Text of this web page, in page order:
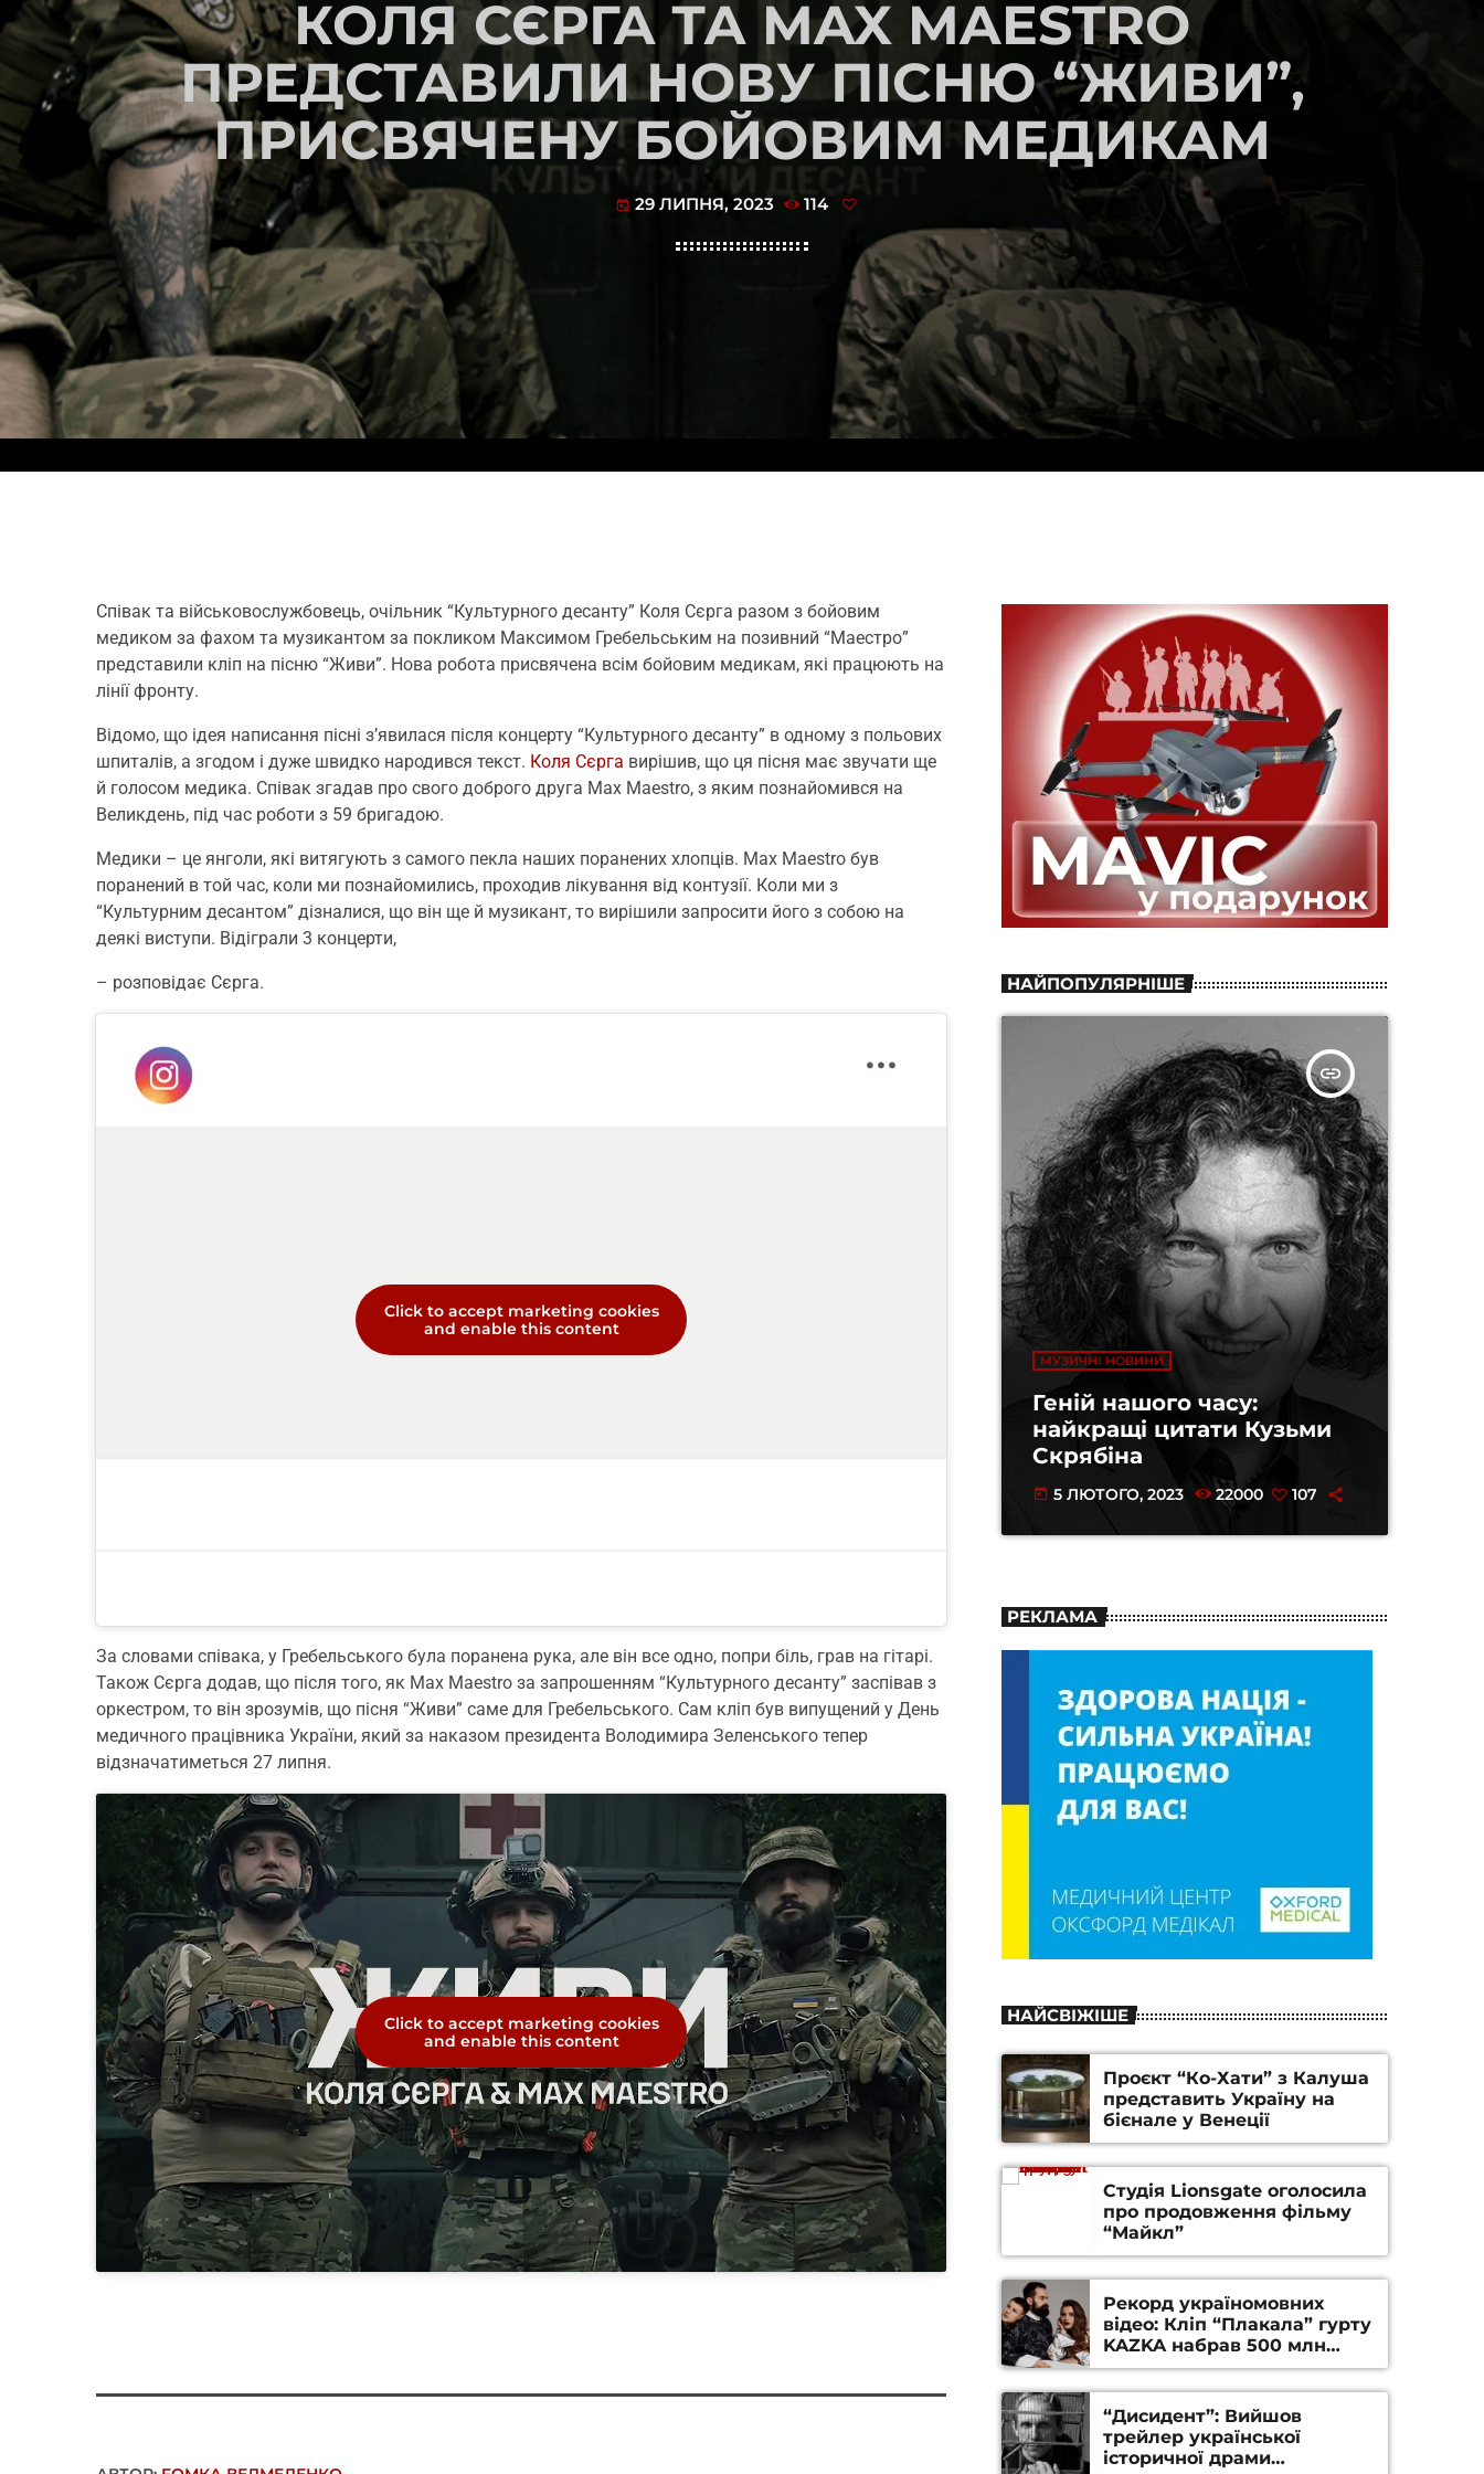
КОЛЯ СЄРГА ТА MAX MAESTRO
ПРЕДСТАВИЛИ НОВУ ПІСНЮ “ЖИВИ”,
ПРИСВЯЧЕНУ БОЙОВИМ МЕДИКАМ
today 29 ЛИПНЯ, 2023 114
Співак та військовослужбовець, очільник “Культурного десанту” Коля Сєрга разом з бойовим
медиком за фахом та музикантом за покликом Максимом Гребельським на позивний “Маестро”
представили кліп на пісню “Живи”. Нова робота присвячена всім бойовим медикам, які працюють на
лінії фронту.
Відомо, що ідея написання пісні з’явилася після концерту “Культурного десанту” в одному з польових
шпиталів, а згодом і дуже швидко народився текст. Коля Сєрга вирішив, що ця пісня має звучати ще
й голосом медика. Співак згадав про свого доброго друга Max Maestro, з яким познайомився на
Великдень, під час роботи з 59 бригадою.
Медики – це янголи, які витягують з самого пекла наших поранених хлопців. Max Maestro був
поранений в той час, коли ми познайомились, проходив лікування від контузії. Коли ми з
“Культурним десантом” дізналися, що він ще й музикант, то вирішили запросити його з собою на
деякі виступи. Відіграли 3 концерти,
– розповідає Сєрга.
Click to accept marketing cookies
and enable this content
За словами співака, у Гребельського була поранена рука, але він все одно, попри біль, грав на гітарі.
Також Сєрга додав, що після того, як Max Maestro за запрошенням “Культурного десанту” заспівав з
оркестром, то він зрозумів, що пісня “Живи” саме для Гребельського. Сам кліп був випущений у День
медичного працівника України, який за наказом президента Володимира Зеленського тепер
відзначатиметься 27 липня.
Click to accept marketing cookies
and enable this content
НАЙПОПУЛЯРНІШЕ
insert_link
МУЗИЧНІ НОВИНИ
Геній нашого часу:
найкращі цитати Кузьми
Скрябіна
today 5 ЛЮТОГО, 2023 22000 107
РЕКЛАМА
НАЙСВІЖІШЕ
Проєкт “Ко-Хати” з Калуша
представить Україну на
бієнале у Венеції
Студія Lionsgate оголосила
про продовження фільму
“Майкл”
Рекорд україномовних
відео: Кліп “Плакала” гурту
KAZKA набрав 500 млн
переглядів на YouTube
“Дисидент”: Вийшов
трейлер української
історичної драми